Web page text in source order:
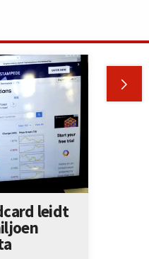

leidt